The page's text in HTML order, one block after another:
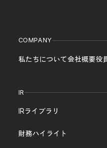
COMPANY
私たちについて会社概要役
IR
IRライブラリ
財務ハイライト